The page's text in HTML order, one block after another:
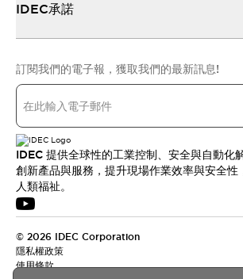
IDEC承諾
訂閱我們的電子報，獲取我們的最新訊息!
IDEC 提供全球性的工業控制、安全與自動化
創新產品與服務，提升現場作業效率與安全性
人類福祉。
© 2026 IDEC Corporation
隱私權政策
使用條款